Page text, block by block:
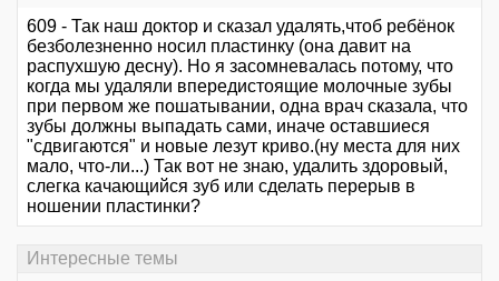
609 - Так наш доктор и сказал удалять,чтоб ребёнок
безболезненно носил пластинку (она давит на
распухшую десну). Но я засомневалась потому, что
когда мы удаляли впередистоящие молочные зубы
при первом же пошатывании, одна врач сказала, что
зубы должны выпадать сами, иначе оставшиеся
"сдвигаются" и новые лезут криво.(ну места для них
мало, что-ли...) Так вот не знаю, удалить здоровый,
слегка качающийся зуб или сделать перерыв в
ношении пластинки?
Интересные темы